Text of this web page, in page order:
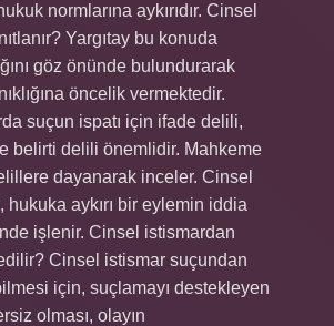
normlarına aykırıdır. Cinsel
Yargıtay bu konuda
göz önünde bulundurarak
öncelik vermektedir.
suçun ispatı için ifade delili,
belirti delili önemlidir. Mahkeme
dayanarak inceler. Cinsel
hukuka aykırı bir eylemin iddia
işlenir. Cinsel istismardan
Cinsel istismar suçundan
için, suçlamayı destekleyen
olması, olayın